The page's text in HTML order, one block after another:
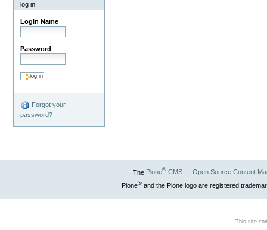
log in
Login Name
Password
Forgot your
password?
The Plone®CMS — Open Source Content
Plone®and the Plone logo are registered
This site